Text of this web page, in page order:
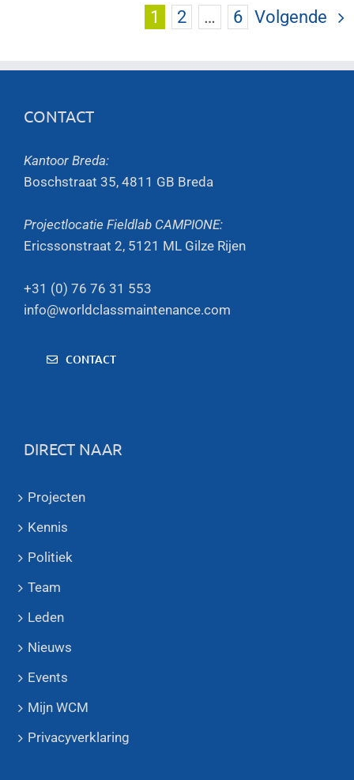
1 2 … 6 Volgende
CONTACT
Kantoor Breda:
Boschstraat 35, 4811 GB Breda
Projectlocatie Fieldlab CAMPIONE:
Ericssonstraat 2, 5121 ML Gilze Rijen
+31 (0) 76 76 31 553
info@worldclassmaintenance.com
CONTACT
DIRECT NAAR
Projecten
Kennis
Politiek
Team
Leden
Nieuws
Events
Mijn WCM
Privacyverklaring